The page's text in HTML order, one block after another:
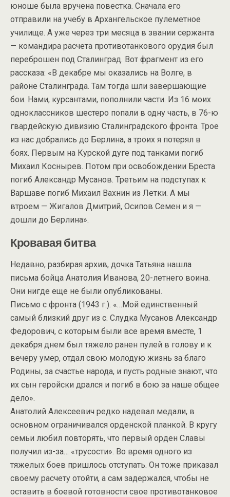
юноше была вручена повестка. Сначала его
отправили на учебу в Архангельское пулеметное
училище. А уже через три месяца в звании сержанта
— командира расчета противотанкового орудия был
переброшен под Сталинград. Вот фрагмент из его
рассказа: «В декабре мы оказались на Волге, в
районе Сталинграда. Там тогда шли завершающие
бои. Нами, курсантами, пополнили части. Из 16 моих
одноклассников шестеро попали в одну часть, в 76-ю
гвардейскую дивизию Сталинградского фронта. Трое
из нас добрались до Берлина, а троих я потерял в
боях. Первым на Курской дуге под танками погиб
Михаил Коснырев. Потом при освобождении Бреста
погиб Александр Мусанов. Третьим на подступах к
Варшаве погиб Михаил Вахнин из Летки. А мы
втроем — Жигалов Дмитрий, Осипов Семен и я —
дошли до Берлина».
Кровавая битва
Недавно, разбирая архив, дочка Татьяна нашла
письма бойца Анатолия Иванова, 20-летнего воина.
Они нигде еще не были опубликованы.
Письмо с фронта (1943 г.). «…Мой единственный
самый близкий друг из с. Слудка Мусанов Александр
Федорович, с которым были все время вместе, 1
декабря днем был тяжело ранен пулей в голову и к
вечеру умер, отдал свою молодую жизнь за благо
Родины, за счастье народа, и пусть родные знают, что
их сын геройски дрался и погиб в бою за наше общее
дело».
Анатолий Алексеевич редко надевал медали, в
основном ограничивался орденской планкой. В кругу
семьи любил повторять, что первый орден Славы
получил из-за… «трусости». Во время одного из
тяжелых боев пришлось отступать. Он тоже приказал
своему расчету отойти, а сам задержался, чтобы не
оставить в боевой готовности свое противотанковое